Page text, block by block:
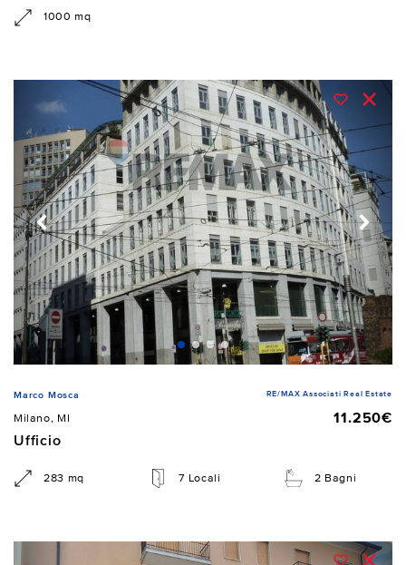
1000 mq
Marco Mosca RE/MAX Associati Real Estate
Milano, MI
11.250€
Ufficio
283 mq 7 Locali 2 Bagni